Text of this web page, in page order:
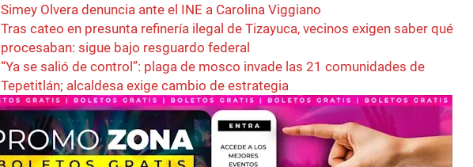
Simey Olvera denuncia ante el INE a Carolina Viggiano
Tras cateo en presunta refinería ilegal de Tizayuca, vecinos exigen saber qué
procesaban: sigue bajo resguardo federal
“Ya se salió de control”: plaga de mosco invade las 21 comunidades de
Tepetitlán; alcaldesa exige cambio de estrategia